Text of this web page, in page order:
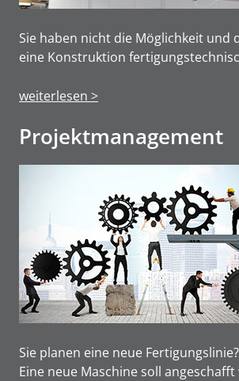
Sie haben nicht die Möglichkeit und
eine Konstruktion
weiterlesen >
Projektmanage­ment
Sie planen eine neue Fertigungslinie?
Eine neue Maschine soll angeschafft